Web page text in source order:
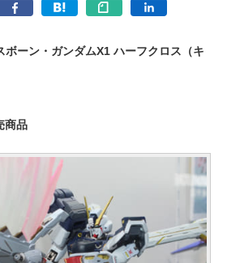
ボーン・ガンダムX1 ハーフクロス（キ
商品